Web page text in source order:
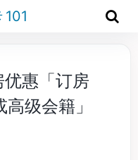
101
优惠「订房
级会籍」